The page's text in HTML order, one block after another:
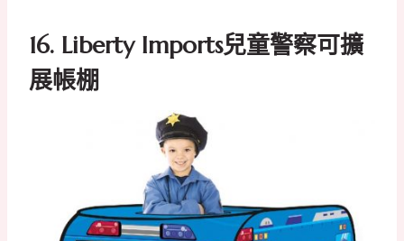
16. Liberty Imports兒童警察可擴
展帳棚